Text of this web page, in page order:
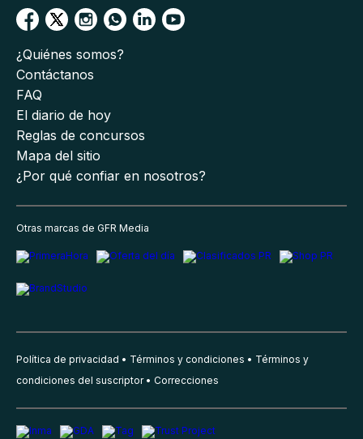
¿Quiénes somos?
Contáctanos
FAQ
El diario de hoy
Reglas de concursos
Mapa del sitio
¿Por qué confiar en nosotros?
Otras marcas de GFR Media
Política de privacidad Términos y condiciones
Términos y
condiciones del suscriptor
Correcciones